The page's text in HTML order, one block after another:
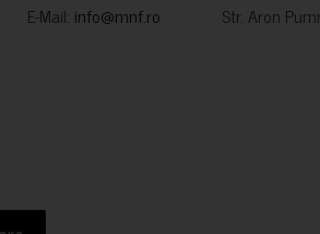
E-Mail: info@mnf.ro Str. Aron